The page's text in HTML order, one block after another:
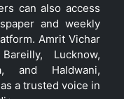
can also access
and weekly
Amrit Vichar
Lucknow,
and Haldwani,
a trusted voice in